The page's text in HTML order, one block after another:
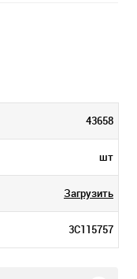
43658
шт
Загрузить
3С115757